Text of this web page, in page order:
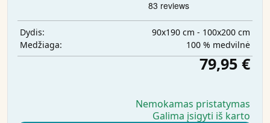
Dydis:
90x190 cm - 100x200 cm
Medžiaga:
100 % medvilnė
79,95 €
Nemokamas pristatymas
Galima įsigyti iš karto